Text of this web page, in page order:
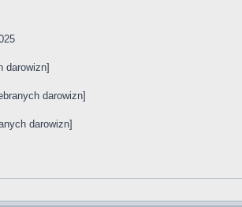
darowizn]
darowizn]
darowizn]